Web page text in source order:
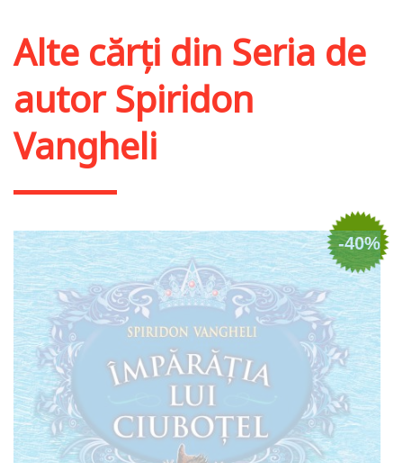
Alte cărți din Seria de
autor Spiridon
Vangheli
-40%